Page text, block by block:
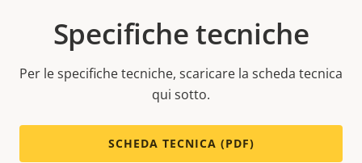
Specifiche tecniche
Per le specifiche tecniche, scaricare la scheda tecnica
qui sotto.
SCHEDA TECNICA (PDF)